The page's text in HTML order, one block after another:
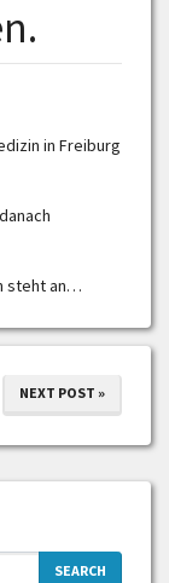
in Freiburg
steht an…
NEXT POST »
SEARCH